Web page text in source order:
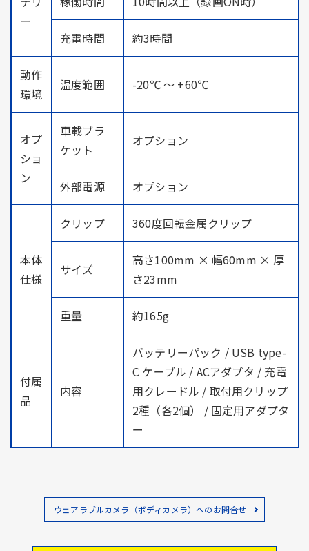
ー
充電時間 約3時間
動作
環境
温度範囲 -20℃ ～ +60℃
オプ
ショ
ン
車載ブラ
ケット
オプション
外部電源 オプション
本体
仕様
クリップ 360度回転金属クリップ
サイズ
高さ100mm × 幅60mm × 厚
さ23mm
重量 約165g
付属
品
内容
バッテリーパック / USB type-
C ケーブル / ACアダプタ / 充電
用クレードル / 取付用クリップ
2種（各2個） / 固定用アダプタ
ー
ウェアラブルカメラ（ボディカメラ）へのお問合せ